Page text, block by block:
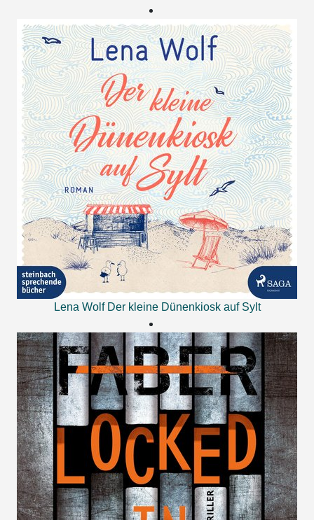
Lena Wolf Der kleine Dünenkiosk auf Sylt